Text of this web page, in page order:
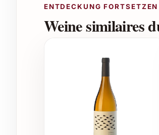
Rebsorte: Typisch
Aromen:
Frische grüne
Geschmacksprofil:
Empfohlene
Einsatzmöglichkeiten
Fonterenza Bianco Le
Vorspeisen und
Er passt ausgezeichnet zu:
ENTDECKUNG FORTSETZEN
Weine similaires